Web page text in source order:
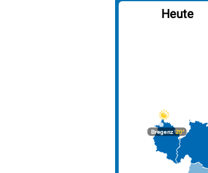
Heute
Bregenz20°